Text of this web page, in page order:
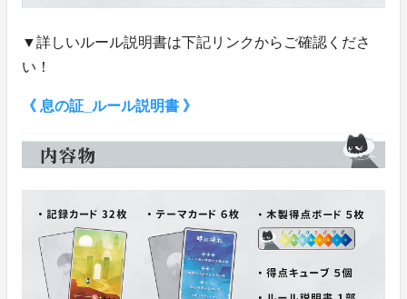
▼詳しいルール説明書は下記リンクからご確認くださ
い！
《 息の証_ルール説明書 》